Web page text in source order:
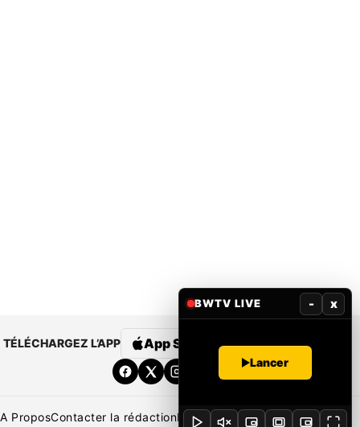
TÉLÉCHARGEZ L’APP App Store Google Play
A ProposContacter la rédactionRédaction Mentions légales
BWTV LIVE - x
Lancer